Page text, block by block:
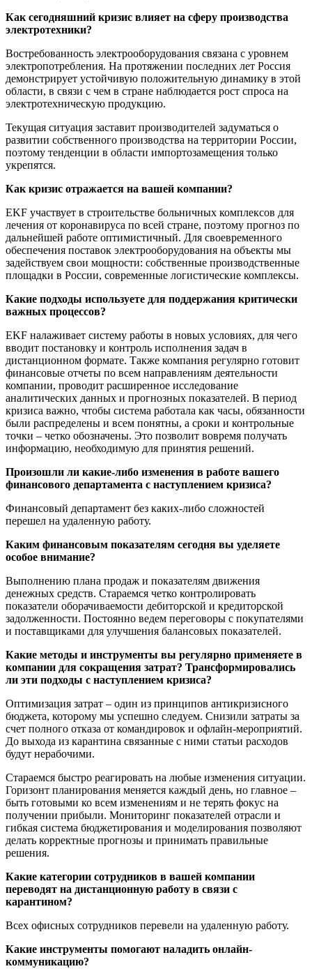
Как сегодняшний кризис влияет на сферу производства
электротехники?
Востребованность электрооборудования связана с уровнем
электропотребления. На протяжении последних лет Россия
демонстрирует устойчивую положительную динамику в этой
области, в связи с чем в стране наблюдается рост спроса на
электротехническую продукцию.
Текущая ситуация заставит производителей задуматься о
развитии собственного производства на территории России,
поэтому тенденции в области импортозамещения только
укрепятся.
Как кризис отражается на вашей компании?
EKF участвует в строительстве больничных комплексов для
лечения от коронавируса по всей стране, поэтому прогноз по
дальнейшей работе оптимистичный. Для своевременного
обеспечения поставок электрооборудования на объекты мы
задействуем свои мощности: собственные производственные
площадки в России, современные логистические комплексы.
Какие подходы используете для поддержания критически
важных процессов?
EKF налаживает систему работы в новых условиях, для чего
вводит постановку и контроль исполнения задач в
дистанционном формате. Также компания регулярно готовит
финансовые отчеты по всем направлениям деятельности
компании, проводит расширенное исследование
аналитических данных и прогнозных показателей. В период
кризиса важно, чтобы система работала как часы, обязанности
были распределены и всем понятны, а сроки и контрольные
точки – четко обозначены. Это позволит вовремя получать
информацию, необходимую для принятия решений.
Произошли ли какие-либо изменения в работе вашего
финансового департамента с наступлением кризиса?
Финансовый департамент без каких-либо сложностей
перешел на удаленную работу.
Каким финансовым показателям сегодня вы уделяете
особое внимание?
Выполнению плана продаж и показателям движения
денежных средств. Стараемся четко контролировать
показатели оборачиваемости дебиторской и кредиторской
задолженности. Постоянно ведем переговоры с покупателями
и поставщиками для улучшения балансовых показателей.
Какие методы и инструменты вы регулярно применяете в
компании для сокращения затрат? Трансформировались
ли эти подходы с наступлением кризиса?
Оптимизация затрат – один из принципов антикризисного
бюджета, которому мы успешно следуем. Снизили затраты за
счет полного отказа от командировок и офлайн-мероприятий.
До выхода из карантина связанные с ними статьи расходов
будут нерабочими.
Стараемся быстро реагировать на любые изменения ситуации.
Горизонт планирования меняется каждый день, но главное –
быть готовыми ко всем изменениям и не терять фокус на
получении прибыли. Мониторинг показателей отрасли и
гибкая система бюджетирования и моделирования позволяют
делать корректные прогнозы и принимать правильные
решения.
Какие категории сотрудников в вашей компании
переводят на дистанционную работу в связи с
карантином?
Всех офисных сотрудников перевели на удаленную работу.
Какие инструменты помогают наладить онлайн-
коммуникацию?